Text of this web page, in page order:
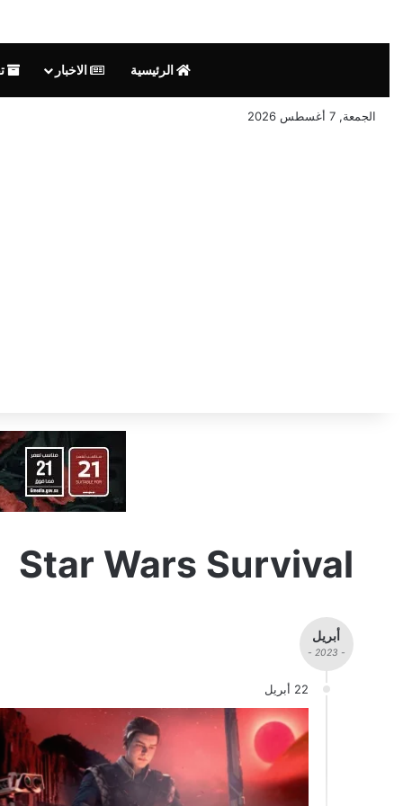
الرئيسية الاخبار
الجمعة, 7 أغسطس 2026
Star Wars Survival
أبريل
- 2023 -
22 أبريل